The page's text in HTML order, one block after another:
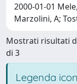
2000-01-01
Marzolini, A;
Mostrati risultati
di 3
Legenda